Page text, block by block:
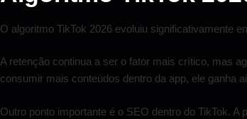
O algoritmo TikTok 2026 evoluiu significativamente
A retenção continua a ser o fator mais crítico, mas
consumir mais conteúdos dentro da app, ele ganha
Outro ponto importante é o SEO dentro do TikTok.